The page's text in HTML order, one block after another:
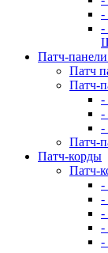
-
-
Патч-
Патч
Патч-
-
-
-
Патч-
Патч-корды
Патч-
-
-
-
-
-